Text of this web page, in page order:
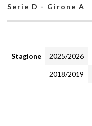
Serie D - Girone A
Stagione 2025/2026
2018/2019